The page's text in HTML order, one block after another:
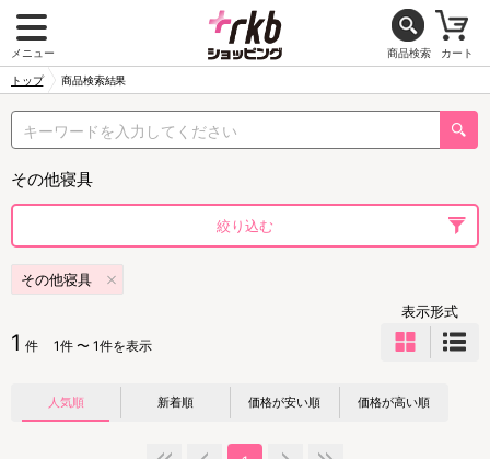
メニュー 商品検索 カート
トップ 商品検索結果
その他寝具
絞り込む
その他寝具
1 件 1件 〜 1件を表示
表示形式
人気順 新着順 価格が安い順 価格が高い順